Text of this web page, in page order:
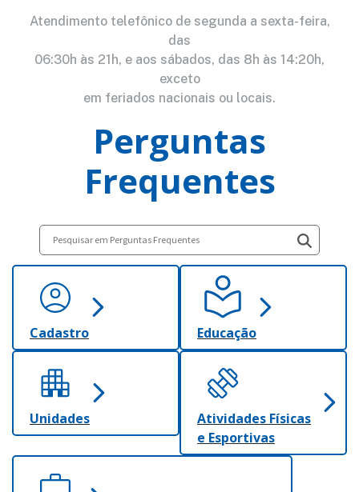
Atendimento telefônico de segunda a sexta-feira,
das
06:30h às 21h, e aos sábados, das 8h às 14:20h,
exceto
em feriados nacionais ou locais.
Perguntas
Frequentes
Cadastro Educação
Unidades
Atividades Físicas
e Esportivas